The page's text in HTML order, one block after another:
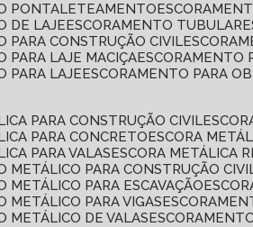
PONTALETEAMENTO
DE LAJE
ESCORAMENTO TUBULAR
PARA CONSTRUÇÃO CIVIL
PARA LAJE MACIÇA ESCORAMENTO
PARA LAJE
ESCORAMENTO PARA
PARA CONSTRUÇÃO CIVIL
PARA CONCRETO
ESCORA
PARA VALAS
ESCORA METÁLICA
METÁLICO PARA CONSTRUÇÃO
METÁLICO PARA ESCAVAÇÃO
METÁLICO PARA VIGAS
METÁLICO DE VALAS